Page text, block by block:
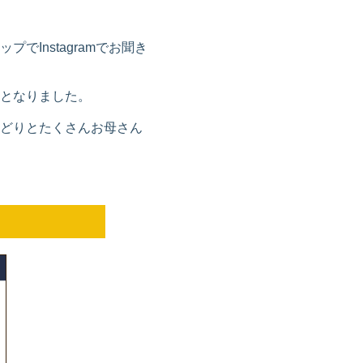
プでInstagramでお聞き
なりました。
りとたくさんお母さん